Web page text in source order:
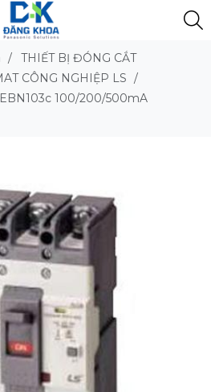
/
THIẾT BỊ ĐÓNG CẮT
CÔNG NGHIỆP LS /
100/200/500mA